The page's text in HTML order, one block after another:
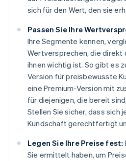
sich für den Wert, den sie
Passen Sie Ihre
Ihre Segmente kennen,
Wertversprechen, die direkt
ihnen wichtig ist. So gibt es
Version für preisbewusste
eine Premium-Version mit
für diejenigen, die bereit
Stellen Sie sicher, dass sich
Kundschaft gerechtfertigt
Legen Sie Ihre Preise fest:
Sie ermittelt haben, um